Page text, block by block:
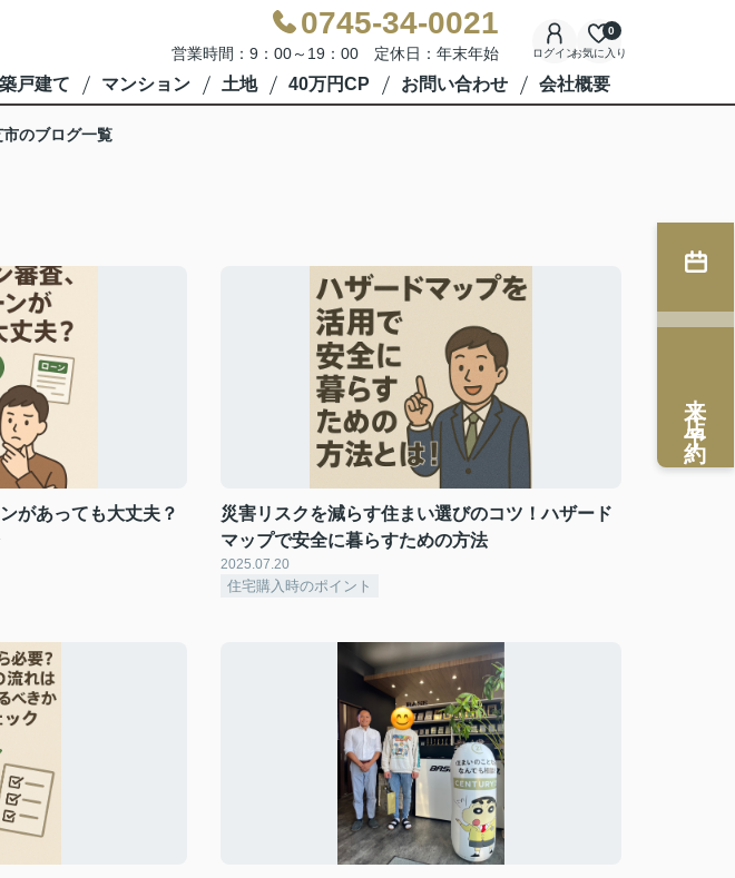
0745-34-0021
営業時間：9：00～19：00 定休日：年末年始 ログインお気に入り
0
戸建て マンション 土地 40万円CP お問い合わせ 会社概要
市のブログ一覧
があっても大丈夫？
災害リスクを減らす住まい選びのコツ！ハザード
マップで安全に暮らすための方法
2025.07.20
住宅購入時のポイント
来店予約